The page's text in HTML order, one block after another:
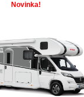
Novinka!